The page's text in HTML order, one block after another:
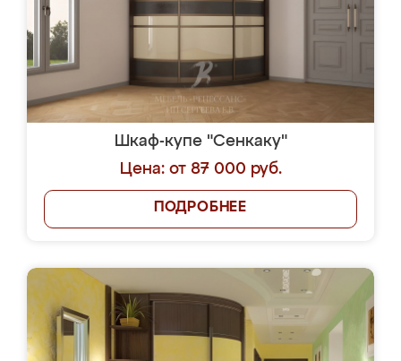
Шкаф-купе "Сенкаку"
Цена: от 87 000 руб.
ПОДРОБНЕЕ